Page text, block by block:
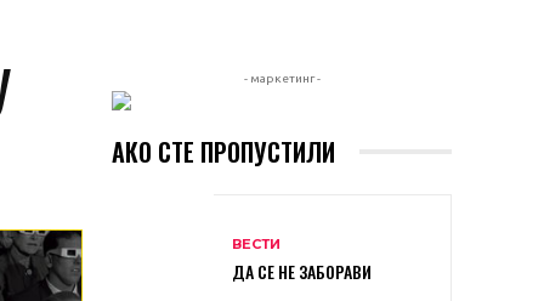
- маркетинг -
АКО СТЕ ПРОПУСТИЛИ
ВЕСТИ
ДА СЕ НЕ ЗАБОРАВИ